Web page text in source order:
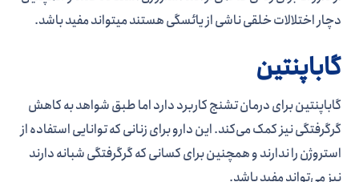
دچار اختلالات خلقی ناشی از یائسگی هستند میتواند مفید باشد.
گاباپنتین
گاباپنتین برای درمان تشنج کاربرد دارد اما طبق شواهد به کاهش
گرگرفتگی نیز کمک می­‌کند. این دارو برای زنانی که توانایی استفاده از
استروژن را ندارند و همچنین برای کسانی که گرگرفتگی شبانه دارند
نیز می­‌تواند مفید باشد.